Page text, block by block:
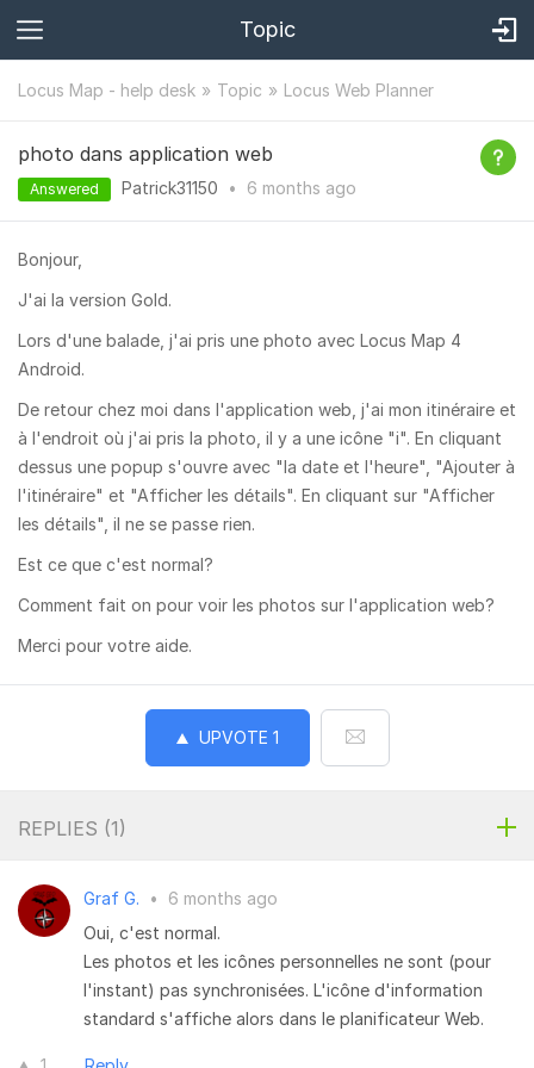
Topic
Locus Map - help desk Topic Locus Web Planner
photo dans application web
Answered Patrick31150 • 6 months ago
Bonjour,
J'ai la version Gold.
Lors d'une balade, j'ai pris une photo avec Locus Map 4
Android.
De retour chez moi dans l'application web, j'ai mon itinéraire et
à l'endroit où j'ai pris la photo, il y a une icône "i". En cliquant
dessus une popup s'ouvre avec "la date et l'heure", "Ajouter à
l'itinéraire" et "Afficher les détails". En cliquant sur "Afficher
les détails", il ne se passe rien.
Est ce que c'est normal?
Comment fait on pour voir les photos sur l'application web?
Merci pour votre aide.
UPVOTE 1
REPLIES (1)
Graf G. •
6 months ago
Oui, c'est normal.
Les photos et les icônes personnelles ne sont (pour
l'instant) pas synchronisées. L'icône d'information
standard s'affiche alors dans le planificateur Web.